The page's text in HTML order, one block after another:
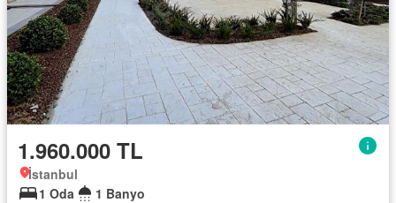
1.960.000 TL
İstanbul
1 Oda
1 Banyo